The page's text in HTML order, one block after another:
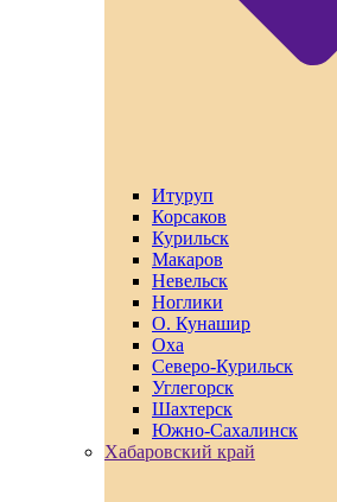
Итуруп
Корсаков
Курильск
Макаров
Невельск
Ноглики
О. Кунашир
Оха
Северо-Курильск
Углегорск
Шахтерск
Южно-Сахалинск
Хабаровский край